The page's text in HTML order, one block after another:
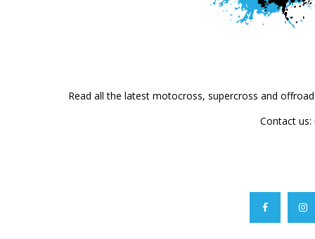
Read all the latest motocross, supercross and
Contact us: